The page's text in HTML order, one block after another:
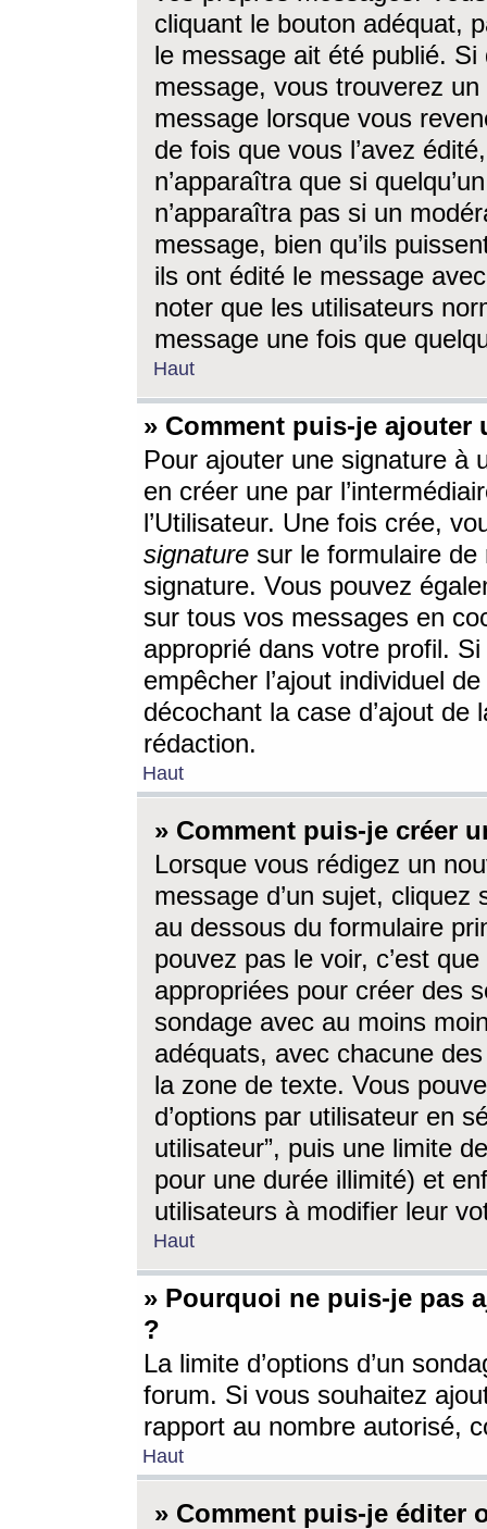
cliquant le bouton adéquat,
le message ait été publié. Si
message, vous trouverez
message lorsque vous
de fois que vous l’avez
n’apparaîtra que si
n’apparaîtra pas si un
message, bien qu’ils
ils ont édité le message
noter que les utilisateurs
message une fois que
Haut
» Comment puis-je ajouter
Pour ajouter une signature à
en créer une par
l’Utilisateur. Une fois crée,
signature sur le formulaire de
signature. Vous pouvez
sur tous vos messages en
approprié dans votre profil.
empêcher l’ajout individuel
décochant la case d’ajout
rédaction.
Haut
» Comment puis-je créer
Lorsque vous rédigez un
message d’un sujet, cliquez
au dessous du formulaire
pouvez pas le voir, c’est
appropriées pour créer des
sondage avec au moins
adéquats, avec chacune
la zone de texte. Vous
d’options par utilisateur en
utilisateur”, puis une limite
pour une durée illimité) et
utilisateurs à modifier leur
Haut
» Pourquoi ne puis-je pas
?
La limite d’options d’un
forum. Si vous souhaitez
rapport au nombre autorisé,
Haut
» Comment puis-je éditer